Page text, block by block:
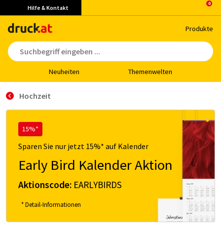
Hilfe & Kontakt
Pro­duk­te
Neu­hei­ten The­men­wel­ten
Hochzeit
15%*
Sparen Sie nur jetzt 15%* auf Kalender
Early Bird Kalender Aktion
Aktionscode: EARLYBIRDS
* Detail-Informationen